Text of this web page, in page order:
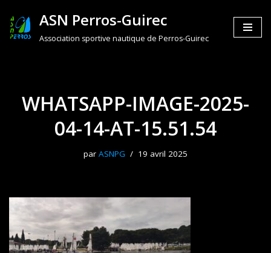
Aller
ASN Perros-Guirec
Association sportive nautique de Perros-Guirec
WHATSAPP-IMAGE-2025-
04-14-AT-15.51.54
par ASNPG 19 avril 2025